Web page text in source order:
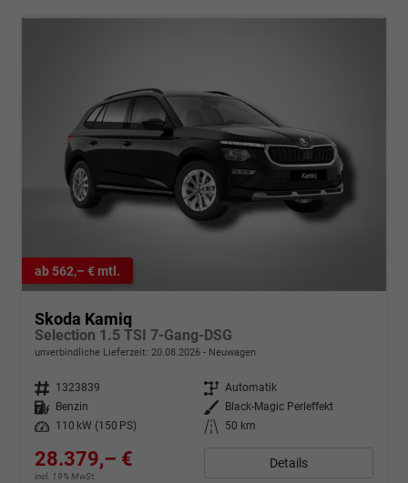
ab 562,– € mtl.
Skoda Kamiq
Selection 1.5 TSI 7-Gang-DSG
unverbindliche Lieferzeit: 20.08.2026 Neuwagen
Fahrzeugnr. 1323839 Getriebe Automatik
Kraftstoff
Benzin Außenfarbe
Black-Magic Perleffekt
Leistung
110 kW (150 PS) Kilometerstand 50 km
28.379,– €
incl. 19% MwSt.
Details